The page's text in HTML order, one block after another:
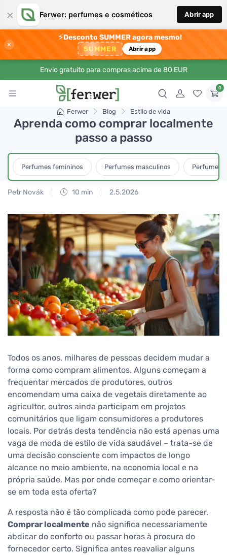
× Ferwer: perfumes e cosméticos Abrir app
×
⚡Desconto SUMMER agora mesmo!
SUMMER Abrir app
Envio gratuito para compras acima de 80 EUR
0
Ferwer Blog Estilo de vida
Aprenda como comprar localmente
passo a passo
Perfumes femininos Perfumes masculinos Perfumes
Petr Novák 10 min 2.5.2026
Todos os anos, milhares de pessoas decidem mudar a
forma como compram alimentos. Alguns começam a
frequentar mercados de produtores, outros
encomendam uma caixa de vegetais diretamente ao
agricultor, outros ainda participam em projetos
comunitários que ligam consumidores a produtores
locais. Por detrás desta tendência não está apenas uma
vaga de moda de estilo de vida saudável – trata-se de
uma decisão consciente com impactos de longo
alcance no meio ambiente, na economia local e na
própria saúde. Mas por onde começar e como orientar-
se em toda esta oferta?
A resposta não é tão complicada como pode parecer.
Comprar localmente não significa necessariamente
abdicar do conforto ou passar horas à procura do
fornecedor certo. Significa antes reavaliar alguns